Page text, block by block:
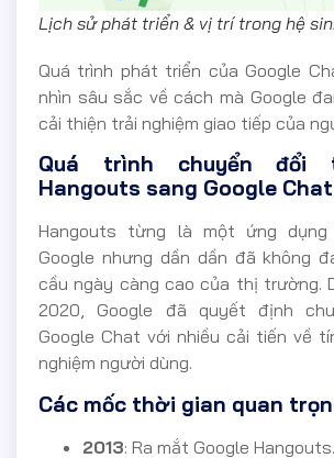
Lịch sử phát triển & vị trí trong hệ
Quá trình phát triển của Google
nhìn sâu sắc về cách mà Google
cải thiện trải nghiệm giao tiếp của
Quá trình chuyển đổi
Hangouts sang Google Chat
Hangouts từng là một ứng
Google nhưng dần dần đã không
cầu ngày càng cao của thị trường.
2020, Google đã quyết định
Google Chat với nhiều cải tiến về
nghiệm người dùng.
Các mốc thời gian quan
2013: Ra mắt Google Hangouts.